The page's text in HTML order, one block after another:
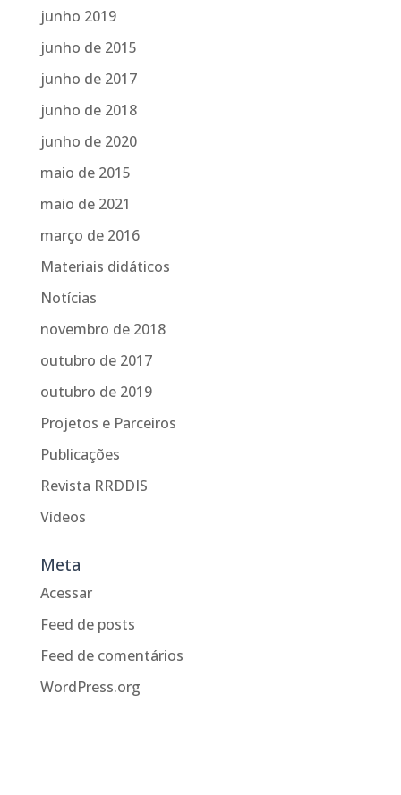
junho 2019
junho de 2015
junho de 2017
junho de 2018
junho de 2020
maio de 2015
maio de 2021
março de 2016
Materiais didáticos
Notícias
novembro de 2018
outubro de 2017
outubro de 2019
Projetos e Parceiros
Publicações
Revista RRDDIS
Vídeos
Meta
Acessar
Feed de posts
Feed de comentários
WordPress.org